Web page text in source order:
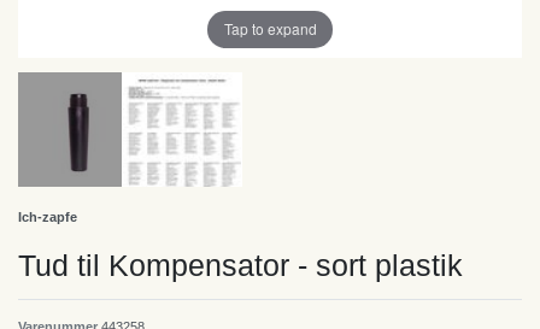
Tap to expand
Ich-zapfe
Tud til Kompensator - sort plastik